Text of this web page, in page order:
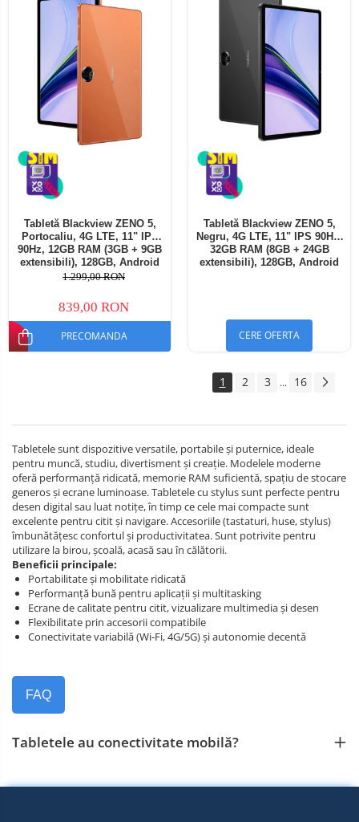
Tabletă Blackview ZENO 5,
Portocaliu, 4G LTE, 11" IPS
90Hz, 12GB RAM (3GB + 9GB
extensibili), 128GB, Android
16, Unisoc T7250, 8300mAh,
SIM
1.299,00 RON
839,00 RON
PRECOMANDA
Tabletă Blackview ZENO 5,
Negru, 4G LTE, 11" IPS 90Hz,
32GB RAM (8GB + 24GB
extensibili), 128GB, Android
CERE OFERTA
1 2 3 ... 16
Tabletele sunt dispozitive versatile, portabile și puternice, ideale
pentru muncă, studiu, divertisment și creație. Modelele moderne
oferă performanță ridicată, memorie RAM suficientă, spațiu de stocare
generos și ecrane luminoase. Tabletele cu stylus sunt perfecte pentru
desen digital sau luat notițe, în timp ce cele mai compacte sunt
excelente pentru citit și navigare. Accesoriile (tastaturi, huse, stylus)
îmbunătățesc confortul și productivitatea. Sunt potrivite pentru
utilizare la birou, școală, acasă sau în călătorii.
Beneficii principale:
Portabilitate și mobilitate ridicată
Performanță bună pentru aplicații și multitasking
Ecrane de calitate pentru citit, vizualizare multimedia și desen
Flexibilitate prin accesorii compatibile
Conectivitate variabilă (Wi‑Fi, 4G/5G) și autonomie decentă
FAQ
Tabletele au conectivitate mobilă?